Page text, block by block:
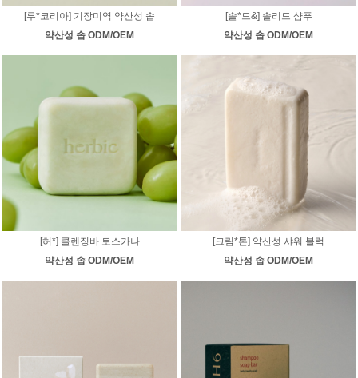
[루*코리아] 기장미역 약산성 솝
약산성 솝 ODM/OEM
[솔*드&] 솔리드 샴푸
약산성 솝 ODM/OEM
[허*] 클렌징바 토스카나
약산성 솝 ODM/OEM
[크림*톤] 약산성 샤워 블럭
약산성 솝 ODM/OEM